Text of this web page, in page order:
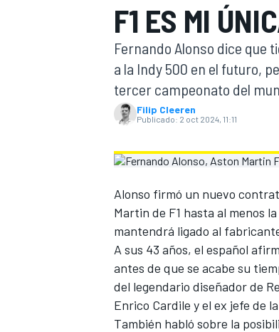
FÓRMULA E
NASCARINDYCARSPORTSCAR
MÁS
F1 ES MI
Fernando Alonso dice que
a la Indy 500 en el futuro,
tercer campeonato del
Filip Cleeren
Publicado: 2 oct 2024, 11:11
Alonso firmó un nuevo
Martin de F1 hasta al menos
mantendrá ligado al
A sus 43 años, el español
antes de que se acabe su
del legendario diseñador de
Enrico Cardile y el ex jefe de
También habló sobre la